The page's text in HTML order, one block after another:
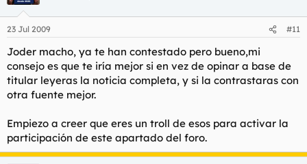
23 Jul 2009 #11
Joder macho, ya te han contestado pero bueno,mi
consejo es que te iría mejor si en vez de opinar a base de
titular leyeras la noticia completa, y si la contrastaras con
otra fuente mejor.
Empiezo a creer que eres un troll de esos para activar la
participación de este apartado del foro.